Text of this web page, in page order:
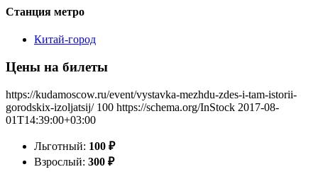
Станция метро
Китай-город
Цены на билеты
https://kudamoscow.ru/event/vystavka-mezhdu-zdes-i-tam-istorii-
gorodskix-izoljatsij/ 100 https://schema.org/InStock 2017-08-
01T14:39:00+03:00
Льготный: 100 ₽
Взрослый: 300 ₽